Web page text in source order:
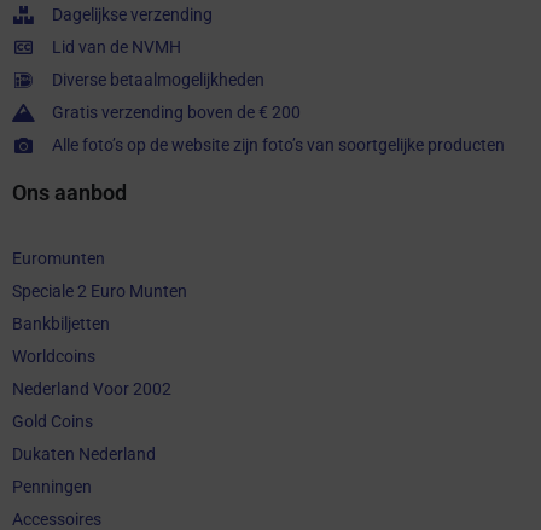
Dagelijkse verzending
Lid van de NVMH
Diverse betaalmogelijkheden
Gratis verzending boven de € 200
Alle foto’s op de website zijn foto’s van soortgelijke producten
Ons aanbod
Euromunten
Speciale 2 Euro Munten
Bankbiljetten
Worldcoins
Nederland Voor 2002
Gold Coins
Dukaten Nederland
Penningen
Accessoires